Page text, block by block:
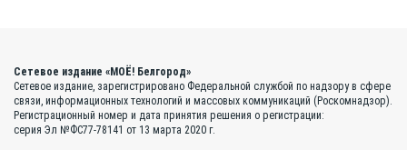
Сетевое издание «МОЁ! Белгород»
Сетевое издание, зарегистрировано Федеральной службой по надзору в сфере
связи, информационных технологий и массовых коммуникаций (Роскомнадзор).
Регистрационный номер и дата принятия решения о регистрации:
серия Эл №ФС77-78141 от 13 марта 2020 г.